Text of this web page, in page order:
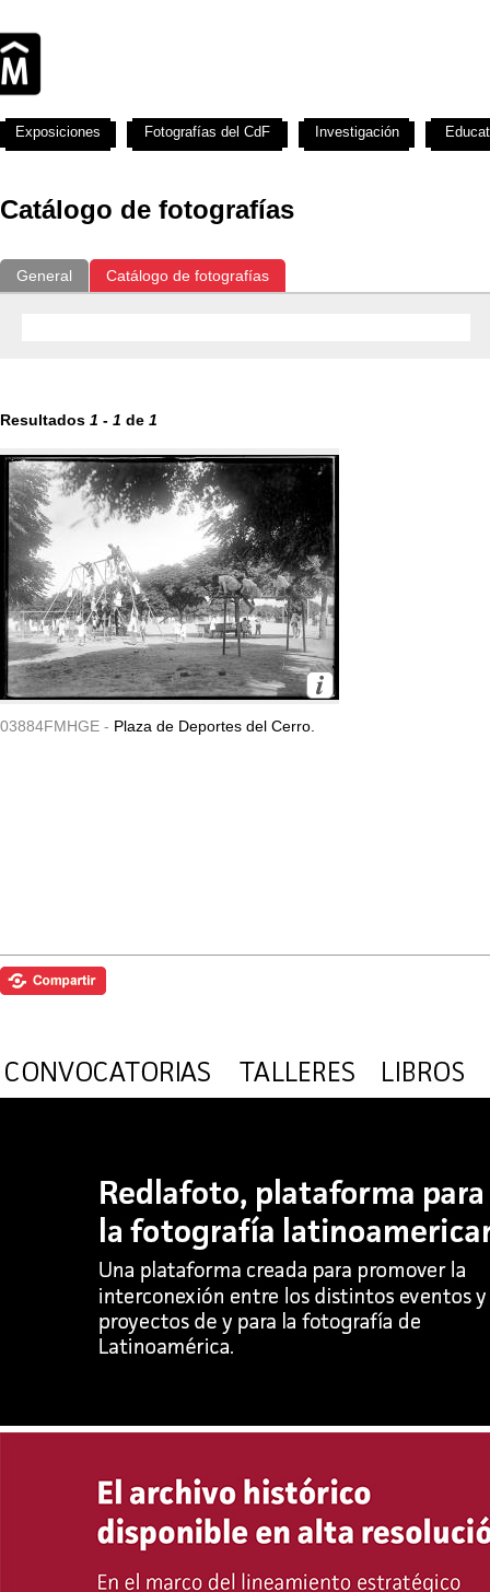
Catálogo de fotografías
General Catálogo de fotografías
Resultados 1 - 1 de 1
03884FMHGE - Plaza de Deportes del Cerro.
Exposiciones Fotografías del CdF Investigación